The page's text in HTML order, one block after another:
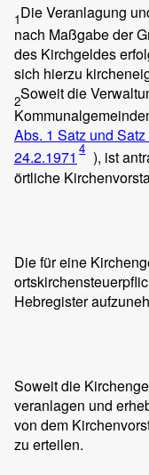
1Die Veranlagung
nach Maßgabe der
des Kirchgeldes
sich hierzu
2Soweit die
Abs. 1 Satz und
24.2.1971 4 ), ist
örtliche
Die für eine
Hebregister
Soweit die
veranlagen und
von dem
zu erteilen.